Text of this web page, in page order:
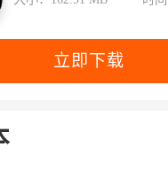
立即下载